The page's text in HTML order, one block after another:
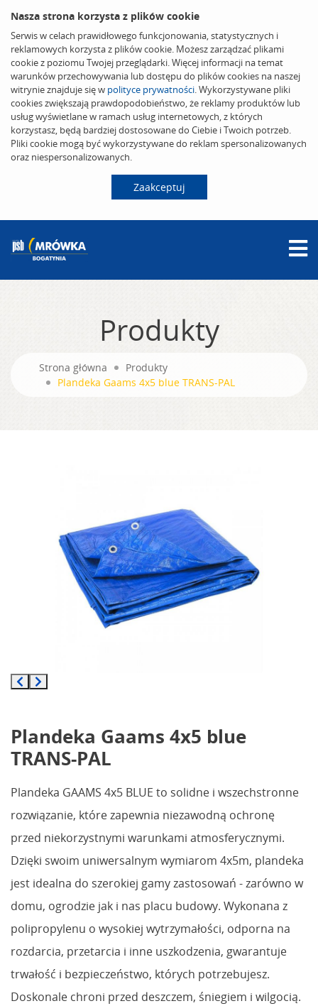
Nasza strona korzysta z plików cookie
Serwis w celach prawidłowego funkcjonowania, statystycznych i
reklamowych korzysta z plików cookie. Możesz zarządzać plikami
cookie z poziomu Twojej przeglądarki. Więcej informacji na temat
warunków przechowywania lub dostępu do plików cookies na naszej
witrynie znajduje się w polityce prywatności. Wykorzystywane pliki
cookies zwiększają prawdopodobieństwo, że reklamy produktów lub
usług wyświetlane w ramach usług internetowych, z których
korzystasz, będą bardziej dostosowane do Ciebie i Twoich potrzeb.
Pliki cookie mogą być wykorzystywane do reklam spersonalizowanych
oraz niespersonalizowanych.
Zaakceptuj
Produkty
Strona główna
Produkty
Plandeka Gaams 4x5 blue TRANS-PAL
Plandeka Gaams 4x5 blue
TRANS-PAL
Plandeka GAAMS 4x5 BLUE to solidne i wszechstronne
rozwiązanie, które zapewnia niezawodną ochronę
przed niekorzystnymi warunkami atmosferycznymi.
Dzięki swoim uniwersalnym wymiarom 4x5m, plandeka
jest idealna do szerokiej gamy zastosowań - zarówno w
domu, ogrodzie jak i nas placu budowy. Wykonana z
polipropylenu o wysokiej wytrzymałości, odporna na
rozdarcia, przetarcia i inne uszkodzenia, gwarantuje
trwałość i bezpieczeństwo, których potrzebujesz.
Doskonale chroni przed deszczem, śniegiem i wilgocią.